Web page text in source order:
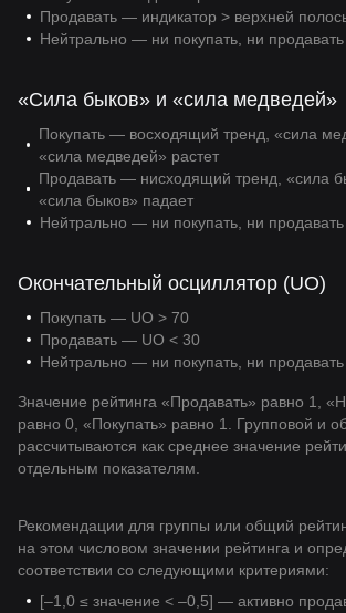
Продавать — индикатор > верхней
Нейтрально — ни покупать, ни продавать
«Сила быков» и «сила медведей»
Покупать — восходящий тренд, «сила
«сила медведей» растет
Продавать — нисходящий тренд, «сила
«сила быков» падает
Нейтрально — ни покупать, ни продавать
Окончательный осциллятор (UO)
Покупать — UO > 70
Продавать — UO < 30
Нейтрально — ни покупать, ни продавать
Значение рейтинга «Продавать» равно 1,
равно 0, «Покупать» равно 1. Групповой и
рассчитываются как среднее значение
отдельным показателям.
Рекомендации для группы или общий
на этом числовом значении рейтинга и
соответствии со следующими критериями:
[–1,0 ≤ значение < –0,5] — активно